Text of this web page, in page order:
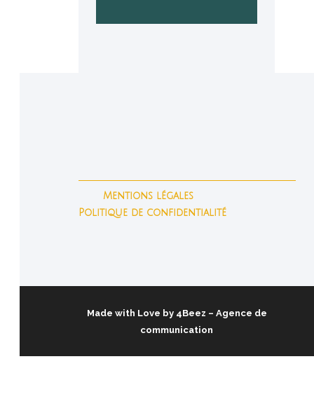
Mentions légales
Politique de confidentialité
Made with Love by 4Beez – Agence de
communication